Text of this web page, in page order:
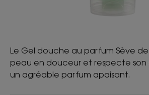
Le Gel douche au parfum Sève
peau en douceur et respecte son
un agréable parfum apaisant.